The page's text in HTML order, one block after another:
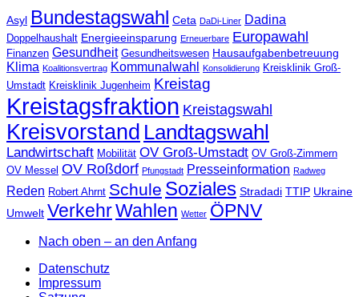
Asyl Bundestagswahl Ceta DaDi-Liner Dadina
Doppelhaushalt Energieeinsparung Erneuerbare Europawahl
Finanzen Gesundheit Gesundheitswesen Hausaufgabenbetreuung
Klima Koalitionsvertrag Kommunalwahl Konsolidierung Kreisklinik Groß-
Umstadt Kreisklinik Jugenheim Kreistag
Kreistagsfraktion Kreistagswahl
Kreisvorstand Landtagswahl
Landwirtschaft Mobilität OV Groß-Umstadt OV Groß-Zimmern
OV Messel OV Roßdorf Pfungstadt Presseinformation Radweg
Reden Robert Ahrnt Schule Soziales Stradadi TTIP Ukraine
Umwelt VerkehrWahlen Wetter ÖPNV
Nach oben – an den Anfang
Datenschutz
Impressum